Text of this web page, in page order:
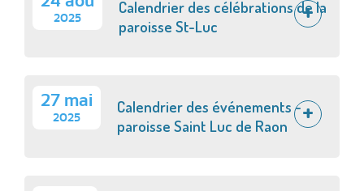
2025
Calendrier des célébrations de la
paroisse St-Luc
27 mai
2025
Calendrier des événements -
paroisse Saint Luc de Raon